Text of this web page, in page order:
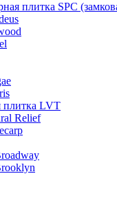
плитка SPC
плитка LVT
Relief